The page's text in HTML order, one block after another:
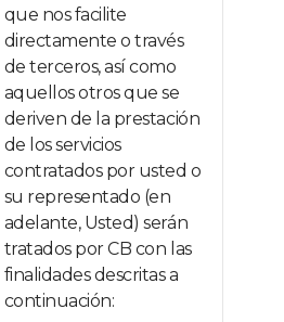
que nos facilite
directamente o través
de terceros, así como
aquellos otros que se
deriven de la prestación
de los servicios
contratados por usted o
su representado (en
adelante, Usted) serán
tratados por CB con las
finalidades descritas a
continuación: